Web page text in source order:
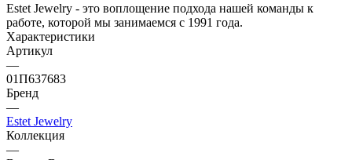
Estet Jewelry - это воплощение подхода нашей команды к
работе, которой мы занимаемся с 1991 года.
Характеристики
Артикул
—
01П637683
Бренд
—
Estet Jewelry
Коллекция
—